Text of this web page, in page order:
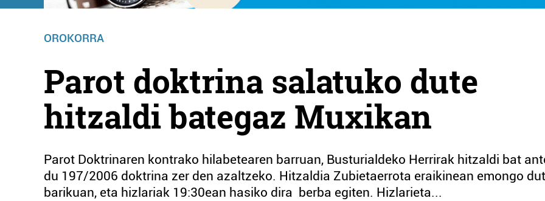
OROKORRA
Parot doktrina salatuko dute
hitzaldi bategaz Muxikan
Parot Doktrinaren kontrako hilabetearen barruan, Busturialdeko Herrirak hitzaldi bat
du 197/2006 doktrina zer den azaltzeko. Hitzaldia Zubietaerrota eraikinean emongo
barikuan, eta hizlariak 19:30ean hasiko dira berba egiten. Hizlarieta...